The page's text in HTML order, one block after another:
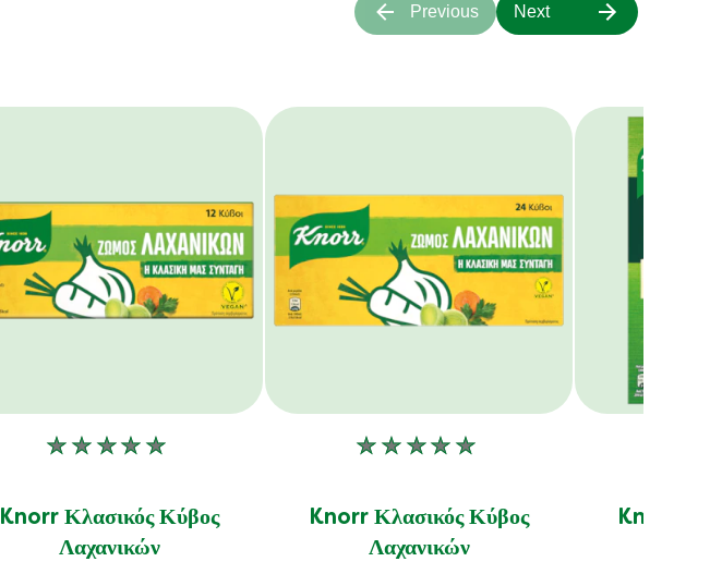
Knorr Κλασικός Κύβος
Λαχανικών
Δεν
αξιολογήσεις
για
Knorr Κλασικός Κύβος
Λαχανικών
Δεν
αξιολογήσεις
για
Knorr
Previous Next